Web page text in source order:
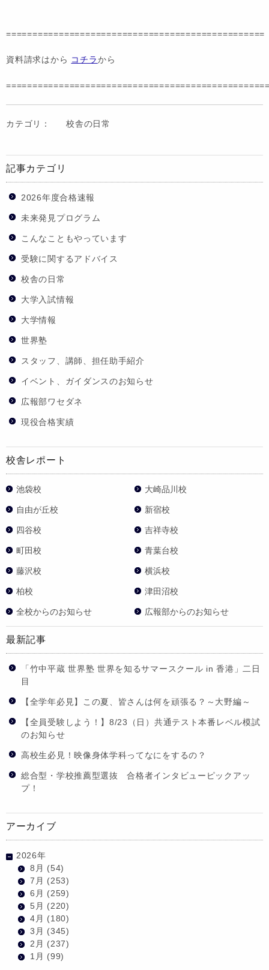
=================================================
資料請求はから コチラから
カテゴリ： 校舎の日常
記事カテゴリ
2026年度合格速報
未来発見プログラム
こんなこともやっています
受験に関するアドバイス
校舎の日常
大学入試情報
大学情報
世界塾
スタッフ、講師、担任助手紹介
イベント、ガイダンスのお知らせ
広報部ワセダネ
現役合格実績
校舎レポート
池袋校 大崎品川校
自由が丘校 新宿校
四谷校 吉祥寺校
町田校 青葉台校
藤沢校 横浜校
柏校 津田沼校
全校からのお知らせ 広報部からのお知らせ
最新記事
「竹中平蔵 世界塾 世界を知るサマースクール in 香港」二日
目
【全学年必見】この夏、皆さんは何を頑張る？～大野編～
【全員受験しよう！】8/23（日）共通テスト本番レベル模試
のお知らせ
高校生必見！映像身体学科ってなにをするの？
総合型・学校推薦型選抜 合格者インタビューピックアッ
プ！
アーカイブ
2026年
8月 (54)
7月 (253)
6月 (259)
5月 (220)
4月 (180)
3月 (345)
2月 (237)
1月 (99)